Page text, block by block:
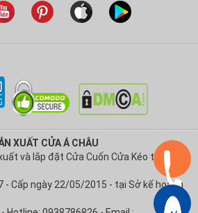
XUẤT CỬA Á CHÂU
và lắp đặt Cửa Cuốn Cửa Kéo tại Việt
- Cấp ngày 22/05/2015 - tại Sở kế hoạch